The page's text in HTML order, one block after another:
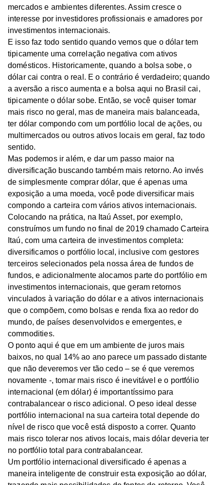
mercados e ambientes diferentes. Assim cresce o
interesse por investidores profissionais e amadores por
investimentos internacionais.
E isso faz todo sentido quando vemos que o dólar tem
tipicamente uma correlação negativa com ativos
domésticos. Historicamente, quando a bolsa sobe, o
dólar cai contra o real. E o contrário é verdadeiro; quando
a aversão a risco aumenta e a bolsa aqui no Brasil cai,
tipicamente o dólar sobe. Então, se você quiser tomar
mais risco no geral, mas de maneira mais balanceada,
ter dólar compondo com um portfólio local de ações, ou
multimercados ou outros ativos locais em geral, faz todo
sentido.
Mas podemos ir além, e dar um passo maior na
diversificação buscando também mais retorno. Ao invés
de simplesmente comprar dólar, que é apenas uma
exposição a uma moeda, você pode diversificar mais
compondo a carteira com vários ativos internacionais.
Colocando na prática, na Itaú Asset, por exemplo,
construímos um fundo no final de 2019 chamado Carteira
Itaú, com uma carteira de investimentos completa:
diversificamos o portfólio local, inclusive com gestores
terceiros selecionados pela nossa área de fundos de
fundos, e adicionalmente alocamos parte do portfólio em
investimentos internacionais, que geram retornos
vinculados à variação do dólar e a ativos internacionais
que o compõem, como bolsas e renda fixa ao redor do
mundo, de países desenvolvidos e emergentes, e
commodities.
O ponto aqui é que em um ambiente de juros mais
baixos, no qual 14% ao ano parece um passado distante
que não deveremos ver tão cedo – se é que veremos
novamente -, tomar mais risco é inevitável e o portfólio
internacional (em dólar) é importantíssimo para
contrabalancear o risco adicional. O peso ideal desse
portfólio internacional na sua carteira total depende do
nível de risco que você está disposto a correr. Quanto
mais risco tolerar nos ativos locais, mais dólar deveria ter
no portfólio total para contrabalancear.
Um portfólio internacional diversificado é apenas a
maneira inteligente de construir esta exposição ao dólar,